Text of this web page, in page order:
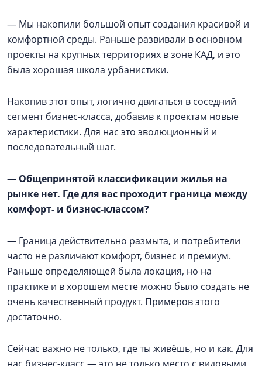
— Мы накопили большой опыт создания красивой и
комфортной среды. Раньше развивали в основном
проекты на крупных территориях в зоне КАД, и это
была хорошая школа урбанистики.
Накопив этот опыт, логично двигаться в соседний
сегмент бизнес-класса, добавив к проектам новые
характеристики. Для нас это эволюционный и
последовательный шаг.
— Общепринятой классификации жилья на
рынке нет. Где для вас проходит граница между
комфорт- и бизнес-классом?
— Граница действительно размыта, и потребители
часто не различают комфорт, бизнес и премиум.
Раньше определяющей была локация, но на
практике и в хорошем месте можно было создать не
очень качественный продукт. Примеров этого
достаточно.
Сейчас важно не только, где ты живёшь, но и как. Для